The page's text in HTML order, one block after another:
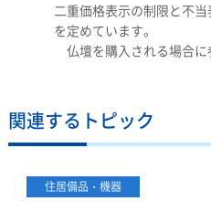
二重価格表示の制限と不
を定めています。
仏壇を購入される場合に
関連するトピック
住居備品・機器